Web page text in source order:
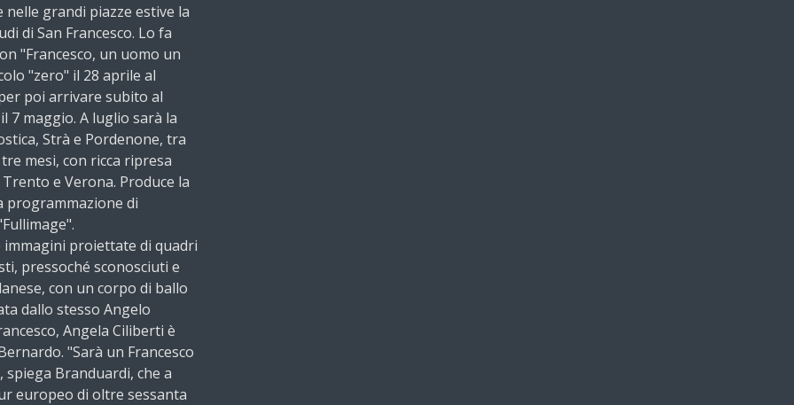
grandi piazze estive la
di San Francesco. Lo fa
"Francesco, un uomo un
"zero" il 28 aprile al
poi arrivare subito al
7 maggio. A luglio sarà la
Strà e Pordenone, tra
mesi, con ricca ripresa
e Verona. Produce la
programmazione di
immagini proiettate di quadri
pressoché sconosciuti e
con un corpo di ballo
dallo stesso Angelo
Angela Ciliberti è
"Sarà un Francesco
Branduardi, che a
europeo di oltre sessanta